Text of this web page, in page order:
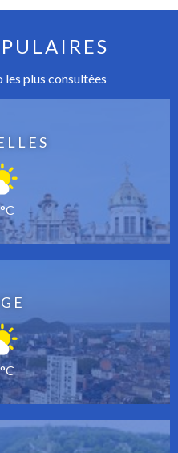
plus consultées